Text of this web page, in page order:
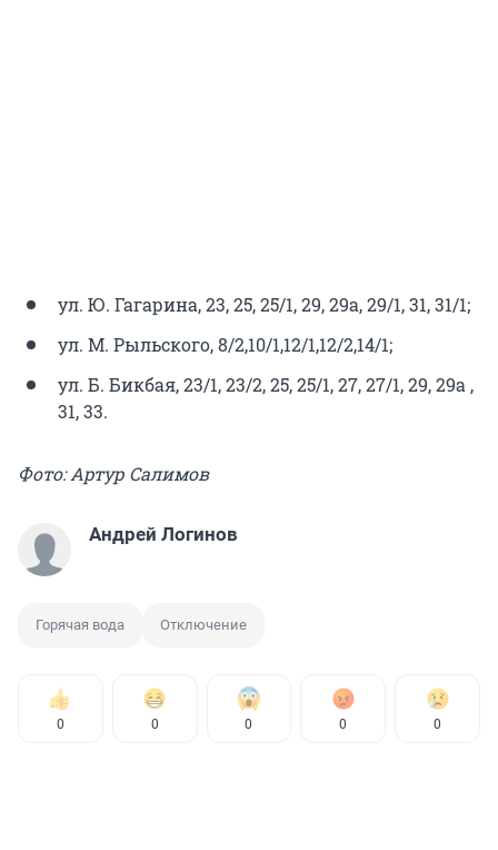
ул. Ю. Гагарина, 23, 25, 25/1, 29, 29а, 29/1, 31, 31/1;
ул. М. Рыльского, 8/2,10/1,12/1,12/2,14/1;
ул. Б. Бикбая, 23/1, 23/2, 25, 25/1, 27, 27/1, 29, 29а ,
31, 33.
Фото: Артур Салимов
Андрей Логинов
Горячая вода Отключение
0 0 0 0 0